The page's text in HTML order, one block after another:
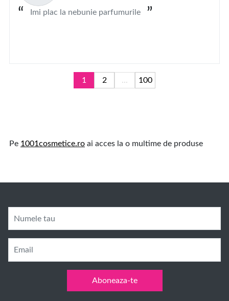
Imi plac la nebunie parfumurile
1 2 ... 100
Pe 1001cosmetice.ro ai acces la o multime de produse
Numele tau
Email
Aboneaza-te